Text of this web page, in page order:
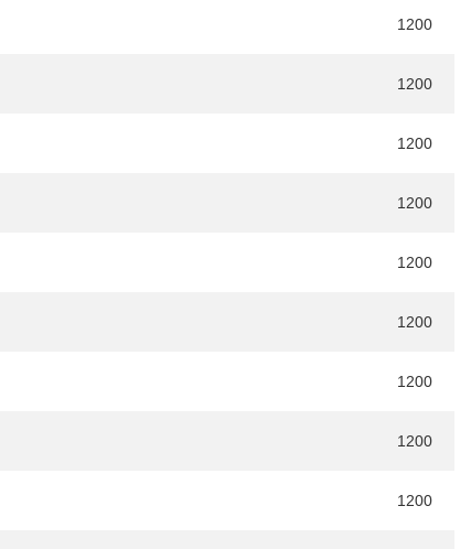
1200
1200
1200
1200
1200
1200
1200
1200
1200